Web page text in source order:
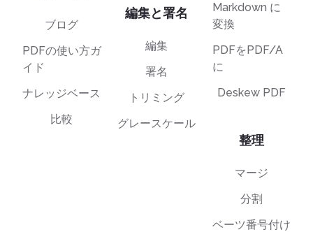
ブログ
PDFの使い方ガ
イド
ナレッジベース
比較
編集と署名
編集
署名
トリミング
グレースケール
Markdown に
変換
PDFをPDF/A
に
Deskew PDF
整理
マージ
分割
ベーツ番号付け